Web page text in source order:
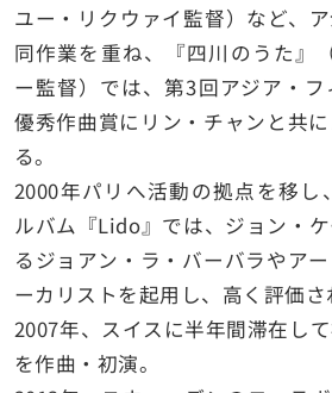
ユー・リクウァイ監督）など、
同作業を重ね、『四川のうた』
ー監督）では、第3回アジア・
優秀作曲賞にリン・チャンと共
る。
2000年パリへ活動の拠点を移し
ルバム『Lido』では、ジョン・
るジョアン・ラ・バーバラやア
ーカリストを起用し、高く評価さ
2007年、スイスに半年間滞在し
を作曲・初演。